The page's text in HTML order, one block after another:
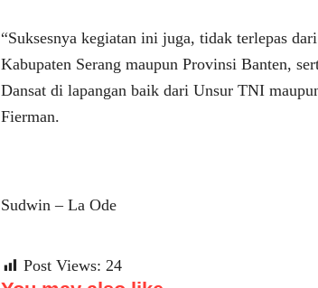
“Suksesnya kegiatan ini juga, tidak terlepas
Kabupaten Serang maupun Provinsi Banten,
Dansat di lapangan baik dari Unsur TNI
Fierman.
Sudwin – La Ode
Post Views: 24